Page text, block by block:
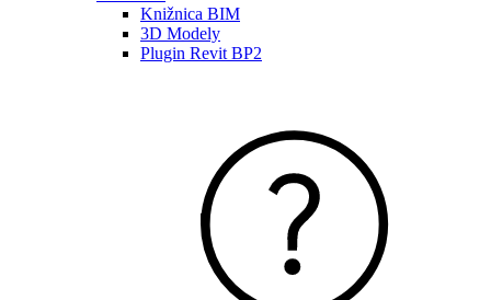
Knižnica BIM
3D Modely
Plugin Revit BP2